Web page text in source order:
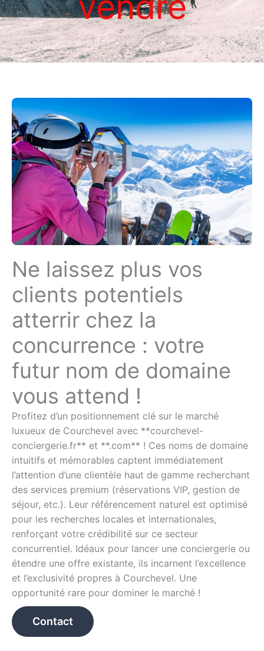
Ne laissez plus vos
clients potentiels
atterrir chez la
concurrence : votre
futur nom de domaine
vous attend !
Profitez d’un positionnement clé sur le marché
luxueux de Courchevel avec **courchevel-
conciergerie.fr** et **.com** ! Ces noms de domaine
intuitifs et mémorables captent immédiatement
l’attention d’une clientèle haut de gamme recherchant
des services premium (réservations VIP, gestion de
séjour, etc.). Leur référencement naturel est optimisé
pour les recherches locales et internationales,
renforçant votre crédibilité sur ce secteur
concurrentiel. Idéaux pour lancer une conciergerie ou
étendre une offre existante, ils incarnent l’excellence
et l’exclusivité propres à Courchevel. Une
opportunité rare pour dominer le marché !
Contact